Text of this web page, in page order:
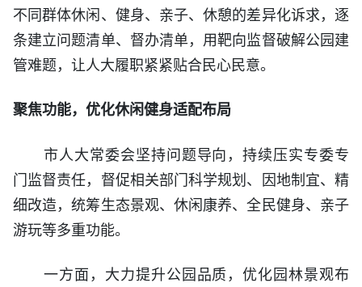
不同群体休闲、健身、亲子、休憩的差异化诉求，逐
条建立问题清单、督办清单，用靶向监督破解公园建
管难题，让人大履职紧紧贴合民心民意。
聚焦功能，优化休闲健身适配布局
市人大常委会坚持问题导向，持续压实专委专
门监督责任，督促相关部门科学规划、因地制宜、精
细改造，统筹生态景观、休闲康养、全民健身、亲子
游玩等多重功能。
一方面，大力提升公园品质，优化园林景观布